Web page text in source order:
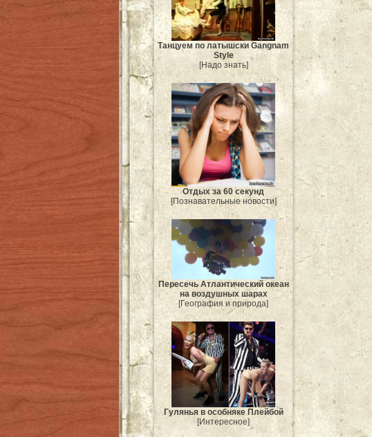
Танцуем по латышски Gangnam
Style
[Надо знать]
Отдых за 60 секунд
[Познавательные новости]
Пересечь Атлантический океан
на воздушных шарах
[География и природа]
Гулянья в особняке Плейбой
[Интересное]